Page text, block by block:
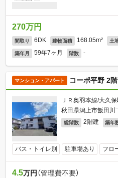
270万円
間取り 6DK 建物面積 168.05m² 土
築年月 59年7ヶ月 階数 -
マンション・アパート コーポ平野 2
ＪＲ奥羽本線/大久
秋田県潟上市飯田川
総階数 2階建 築年
バス・トイレ別 駐車場あり フロ
4.5万円 （管理費不要）